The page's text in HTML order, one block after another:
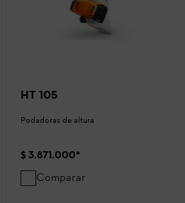
HT 105
Podadoras de altura
$ 3.871.000*
Comparar